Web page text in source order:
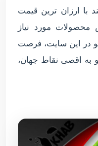
با ارزان ترین قیمت
مورد نیاز
در این سایت، فرصت
به اقصی نقاط جهان،